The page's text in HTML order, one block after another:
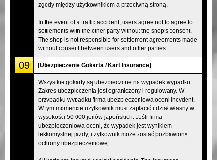
zgody między użytkownikiem a przeciwną stroną.
In the event of a traffic accident, users agree not to agree to
settlements with the other party without the shop's consent.
The shop is not responsible for settlement agreements made
without consent between users and other parties.
09 [Ubezpieczenie Gokarta / Kart Insurance]
Wszystkie gokarty są ubezpieczone na wypadek wypadku.
Zakres ubezpieczenia jest ograniczony i regulowany. W
przypadku wypadku firma ubezpieczeniowa oceni incydent.
W tym momencie użytkownik musi zapłacić udział własny w
wysokości 50 000 jenów japońskich. Jeśli firma
ubezpieczeniowa oceni, że wypadek jest wynikiem
lekkomyślnej jazdy, użytkownik może zostać pozbawiony
ochrony ubezpieczeniowej.